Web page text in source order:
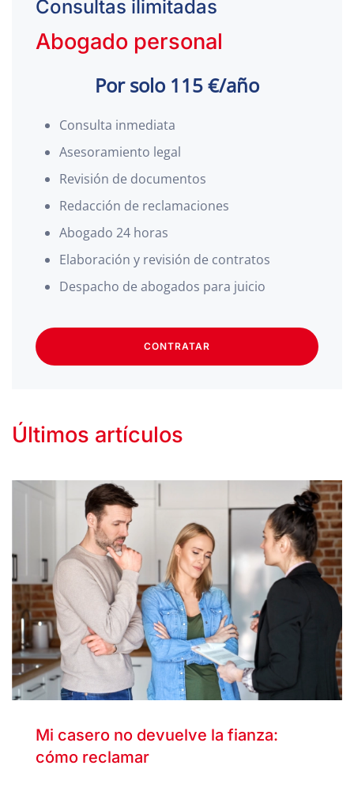
Consultas ilimitadas
Abogado personal
Por solo 115 €/año
Consulta inmediata
Asesoramiento legal
Revisión de documentos
Redacción de reclamaciones
Abogado 24 horas
Elaboración y revisión de contratos
Despacho de abogados para juicio
CONTRATAR
Últimos artículos
Mi casero no devuelve la fianza:
cómo reclamar